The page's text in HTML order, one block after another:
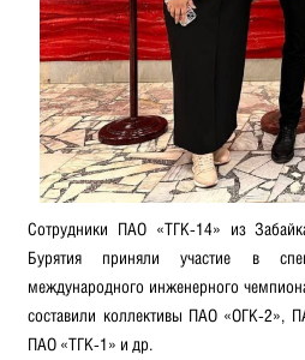
Сотрудники ПАО «ТГК-14» из
Бурятия приняли участие в
международного инженерного
составили коллективы ПАО «ОГК-2»,
ПАО «ТГК-1» и др.